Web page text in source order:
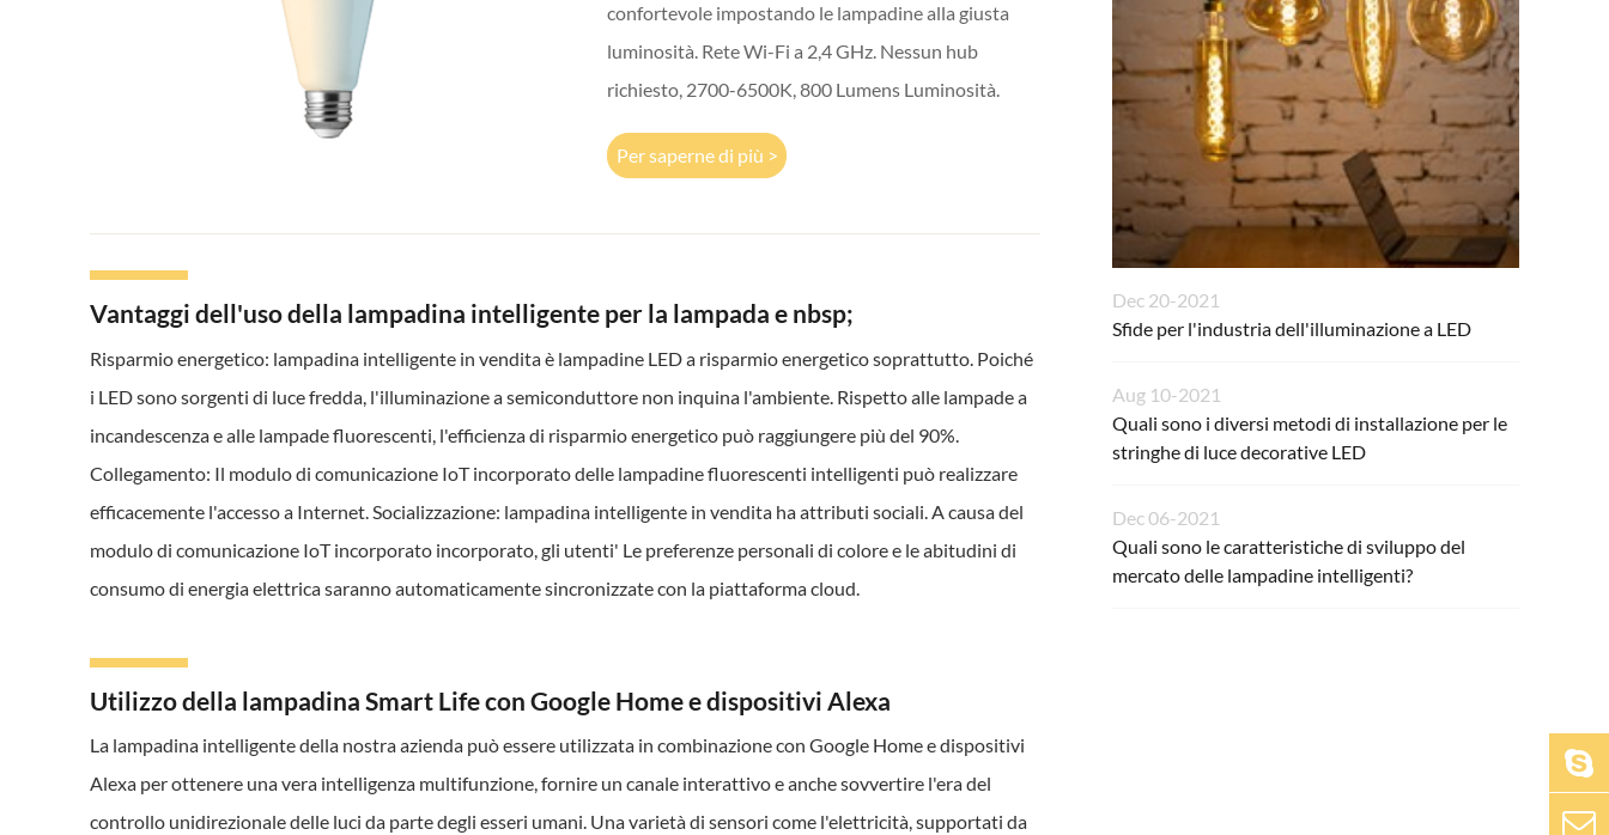
confortevole impostando le lampadine alla giusta
luminosità. Rete Wi-Fi a 2,4 GHz. Nessun hub
richiesto, 2700-6500K, 800 Lumens Luminosità.
Per saperne di più >
Vantaggi dell'uso della lampadina intelligente per la lampada e nbsp;
Risparmio energetico: lampadina intelligente in vendita è lampadine LED a risparmio energetico soprattutto. Poiché
i LED sono sorgenti di luce fredda, l'illuminazione a semiconduttore non inquina l'ambiente. Rispetto alle lampade a
incandescenza e alle lampade fluorescenti, l'efficienza di risparmio energetico può raggiungere più del 90%.
Collegamento: Il modulo di comunicazione IoT incorporato delle lampadine fluorescenti intelligenti può realizzare
efficacemente l'accesso a Internet. Socializzazione: lampadina intelligente in vendita ha attributi sociali. A causa del
modulo di comunicazione IoT incorporato incorporato, gli utenti' Le preferenze personali di colore e le abitudini di
consumo di energia elettrica saranno automaticamente sincronizzate con la piattaforma cloud.
Utilizzo della lampadina Smart Life con Google Home e dispositivi Alexa
La lampadina intelligente della nostra azienda può essere utilizzata in combinazione con Google Home e dispositivi
Alexa per ottenere una vera intelligenza multifunzione, fornire un canale interattivo e anche sovvertire l'era del
controllo unidirezionale delle luci da parte degli esseri umani. Una varietà di sensori come l'elettricità, supportati da
Dec 20-2021
Sfide per l'industria dell'illuminazione a LED
Aug 10-2021
Quali sono i diversi metodi di installazione per le
stringhe di luce decorative LED
Dec 06-2021
Quali sono le caratteristiche di sviluppo del
mercato delle lampadine intelligenti?